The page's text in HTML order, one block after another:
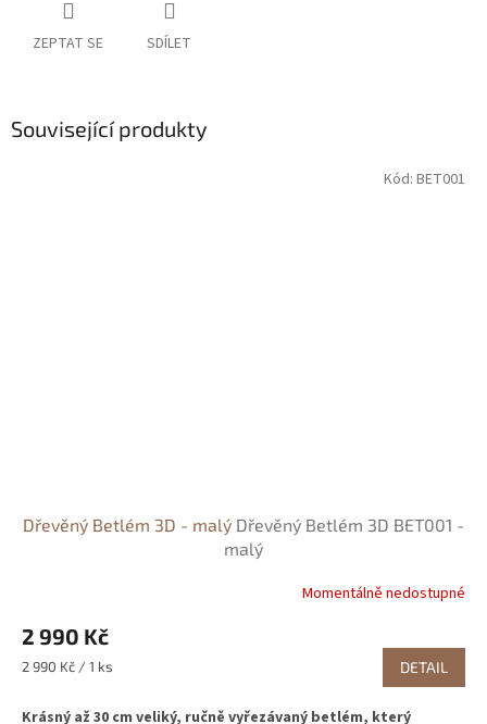
ZEPTAT SE SDÍLET
Související produkty
Dřevěný Betlém 3D - malý Dřevěný Betlém 3D BET001 -
malý
Momentálně nedostupné
2 990 Kč
Měrná
2 990 Kč / 1 ks DETAIL
Krásný až 30 cm veliký, ručně vyřezávaný betlém, který
Kód: BET001